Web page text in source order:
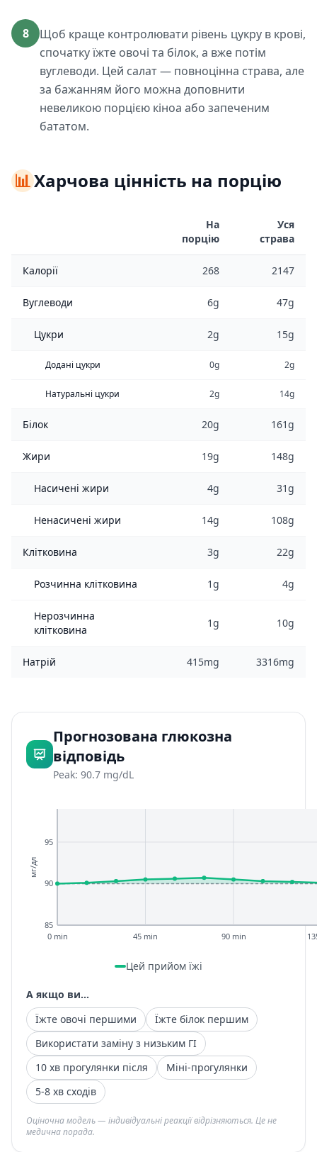
8
Щоб краще контролювати рівень цукру в крові,
спочатку їжте овочі та білок, а вже потім
вуглеводи. Цей салат — повноцінна страва, але
за бажанням його можна доповнити
невеликою порцією кіноа або запеченим
бататом.
📊Харчова цінність на порцію
На
порцію
Уся
страва
Калорії 268 2147
Вуглеводи 6g 47g
Цукри 2g 15g
Додані цукри 0g 2g
Натуральні цукри 2g 14g
Білок 20g 161g
Жири 19g 148g
Насичені жири 4g 31g
Ненасичені жири 14g 108g
Клітковина 3g 22g
Розчинна клітковина 1g 4g
Нерозчинна
клітковина
1g 10g
Натрій 415mg 3316mg
Прогнозована глюкозна
відповідь
Peak: 90.7 mg/dL
85
90
95
0 min 45 min 90 min
мг/дл
Цей прийом їжі
А якщо ви...
Їжте овочі першими
Їжте білок першим
Використати заміну з низьким ГІ
10 хв прогулянки після
Міні-прогулянки
5-8 хв сходів
Оціночна модель — індивідуальні реакції відрізняються. Це не
медична порада.